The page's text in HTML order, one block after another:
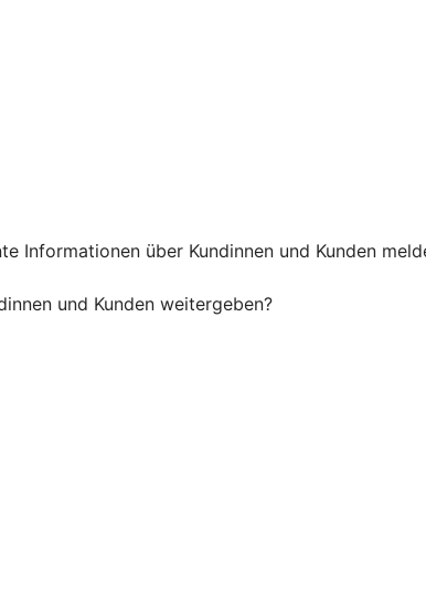
Informationen über Kundinnen und Kunden
und Kunden weitergeben?